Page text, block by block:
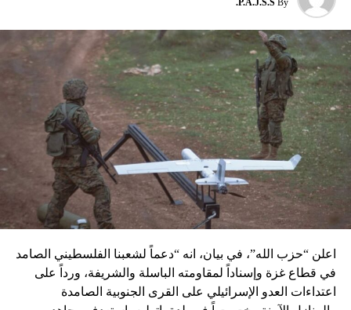
نسبه الحزب الى إسرائيل”.
By
P.A.J.S.S.
اعلن “حزب الله”، في بيان، انه “دعماً لشعبنا الفلسطيني الصامد
في قطاع غزة وإسناداً لمقاومته الباسلة ‌‏‌‏‌والشريفة، ورداً على
اعتداءات العدو الإسرائيلي على القرى الجنوبية الصامدة